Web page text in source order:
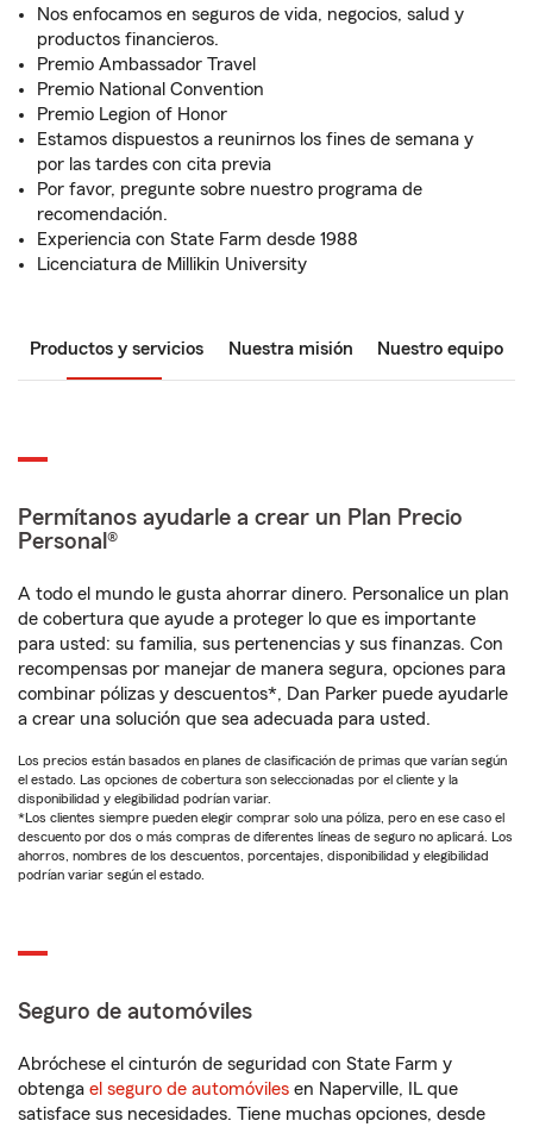
Nos enfocamos en seguros de vida, negocios, salud y
productos financieros.
Premio Ambassador Travel
Premio National Convention
Premio Legion of Honor
Estamos dispuestos a reunirnos los fines de semana y
por las tardes con cita previa
Por favor, pregunte sobre nuestro programa de
recomendación.
Experiencia con State Farm desde 1988
Licenciatura de Millikin University
Productos y servicios Nuestra misión Nuestro equipo
Permítanos ayudarle a crear un Plan Precio
Personal®
A todo el mundo le gusta ahorrar dinero. Personalice un plan
de cobertura que ayude a proteger lo que es importante
para usted: su familia, sus pertenencias y sus finanzas. Con
recompensas por manejar de manera segura, opciones para
combinar pólizas y descuentos*, Dan Parker puede ayudarle
a crear una solución que sea adecuada para usted.
Los precios están basados en planes de clasificación de primas que varían según
el estado. Las opciones de cobertura son seleccionadas por el cliente y la
disponibilidad y elegibilidad podrían variar.
*Los clientes siempre pueden elegir comprar solo una póliza, pero en ese caso el
descuento por dos o más compras de diferentes líneas de seguro no aplicará. Los
ahorros, nombres de los descuentos, porcentajes, disponibilidad y elegibilidad
podrían variar según el estado.
Seguro de automóviles
Abróchese el cinturón de seguridad con State Farm y
obtenga el seguro de automóviles en Naperville, IL que
satisface sus necesidades. Tiene muchas opciones, desde